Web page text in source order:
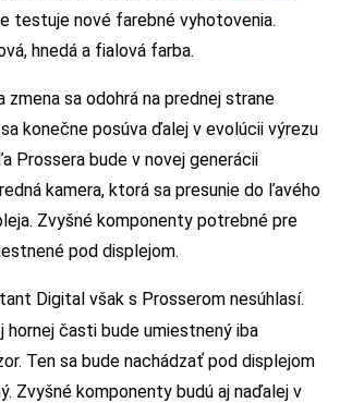
testuje nové farebné vyhotovenia.
hnedá a fialová farba.
zmena sa odohrá na prednej strane
konečne posúva ďalej v evolúcii výrezu
Prossera bude v novej generácii
kamera, ktorá sa presunie do ľavého
Zvyšné komponenty potrebné pre
pod displejom.
Digital však s Prosserom nesúhlasí.
hornej časti bude umiestnený iba
Ten sa bude nachádzať pod displejom
Zvyšné komponenty budú aj naďalej v